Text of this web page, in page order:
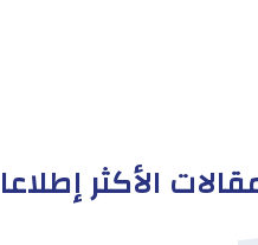
الأكثر إطلاعا